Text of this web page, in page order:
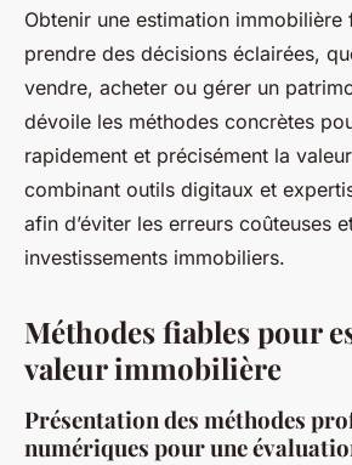
Estimation
: guide pour une
précise et rapide
odette•14 septembre 2025•5 min de
Obtenir une estimation
prendre des décisions éclairées,
vendre, acheter ou gérer un
dévoile les méthodes concrètes
rapidement et précisément la
combinant outils digitaux et
afin d’éviter les erreurs coûteuses
investissements immobiliers.
Méthodes fiables pour
valeur immobilière
Présentation des méthodes
numériques pour une